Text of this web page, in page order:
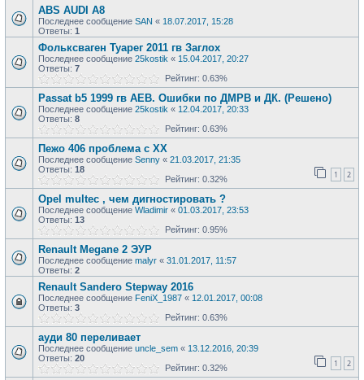
ABS AUDI A8
Последнее сообщение SAN « 18.07.2017, 15:28
Ответы: 1
Фольксваген Туарег 2011 гв Заглох
Последнее сообщение 25kostik « 15.04.2017, 20:27
Ответы: 7
Рейтинг: 0.63%
Passat b5 1999 гв AEB. Ошибки по ДМРВ и ДК. (Решено)
Последнее сообщение 25kostik « 12.04.2017, 20:33
Ответы: 8
Рейтинг: 0.63%
Пежо 406 проблема с ХХ
Последнее сообщение Senny « 21.03.2017, 21:35
Ответы: 18 1 2
Рейтинг: 0.32%
Opel multec , чем дигностировать ?
Последнее сообщение Wladimir « 01.03.2017, 23:53
Ответы: 13
Рейтинг: 0.95%
Renault Megane 2 ЭУР
Последнее сообщение malyr « 31.01.2017, 11:57
Ответы: 2
Renault Sandero Stepway 2016
Последнее сообщение FeniX_1987 « 12.01.2017, 00:08
Ответы: 3
Рейтинг: 0.63%
ауди 80 переливает
Последнее сообщение uncle_sem « 13.12.2016, 20:39
Ответы: 20 1 2
Рейтинг: 0.32%